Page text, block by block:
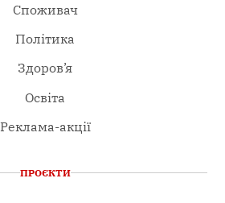
Споживач
Політика
Здоров’я
Освіта
Реклама-акції
ПРОЄКТИ